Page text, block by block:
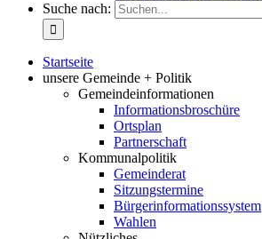
Suche nach:
Startseite
unsere Gemeinde + Politik
Gemeindeinformationen
Informationsbroschüre
Ortsplan
Partnerschaft
Kommunalpolitik
Gemeinderat
Sitzungstermine
Bürgerinformationssystem
Wahlen